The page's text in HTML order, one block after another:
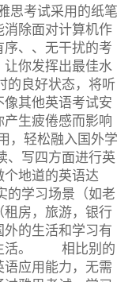
考试采用的纸笔
除面对计算机作
、、无干扰的考
你发挥出最佳水
良好状态，将听
其他英语考试安
生疲倦感而影响
轻松融入国外学
写四方面进行英
地道的英语达
学习场景（如老
房，旅游，银行
的生活和学习有
生活。 相比别的
应用能力，无需